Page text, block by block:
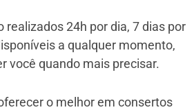
realizados 24h por dia, 7 dias por
a qualquer momento,
você quando mais precisar.
o melhor em consertos